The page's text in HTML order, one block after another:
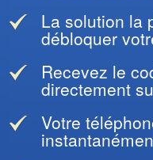
La solution la
débloquer
Recevez le
directement
Votre